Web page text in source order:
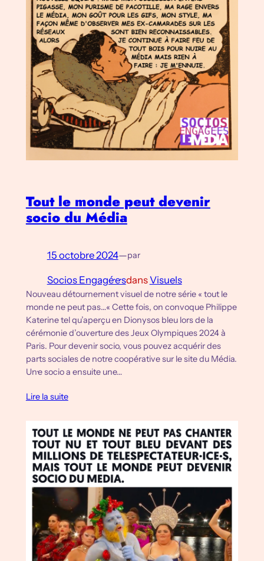
Tout le monde peut devenir
socio du Média
15 octobre 2024—par
Socios Engagé·e·sdansVisuels
Nouveau détournement visuel de notre série « tout le
monde ne peut pas…« Cette fois, on convoque Philippe
Katerine tel qu’aperçu en Dionysos bleu lors de la
cérémonie d’ouverture des Jeux Olympiques 2024 à
Paris. Pour devenir socio, vous pouvez acquérir des
parts sociales de notre coopérative sur le site du Média.
Un·e socio a ensuite une…
Lire la suite